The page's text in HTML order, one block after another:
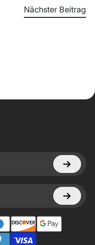
Nächster Beitrag